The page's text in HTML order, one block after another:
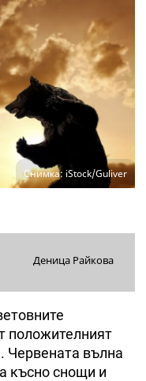
Снимка: iStock/Guliver
Деница Райкова
положителният
Червената вълна
късно снощи и